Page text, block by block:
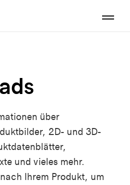
über
2D- und 3D-
und vieles mehr.
Ihrem Produkt, um